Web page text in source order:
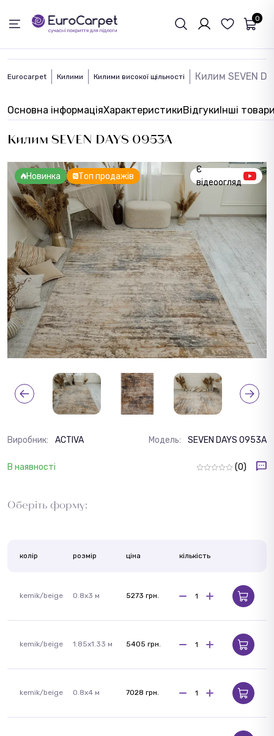
0
Eurocarpet Килими Килими високої щільності Килим SEVEN
Основна інформаціяХарактеристикиВідгукиІнші
Килим SEVEN DAYS 0953A
Новинка Топ продажів
Є
відеоогляд
Виробник: ACTIVA Модель: SEVEN DAYS 0953A
В наявності (0)
Оберіть форму:
колір розмір ціна кількість
kemik/beige 0.8x3 м 5273 грн.
kemik/beige 1.85x1.33 м 5405 грн.
kemik/beige 0.8x4 м 7028 грн.
ЗВОРОТНІЙ ЗВЯЗОК